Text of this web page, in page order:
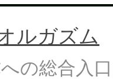
ルガズム
の総合入